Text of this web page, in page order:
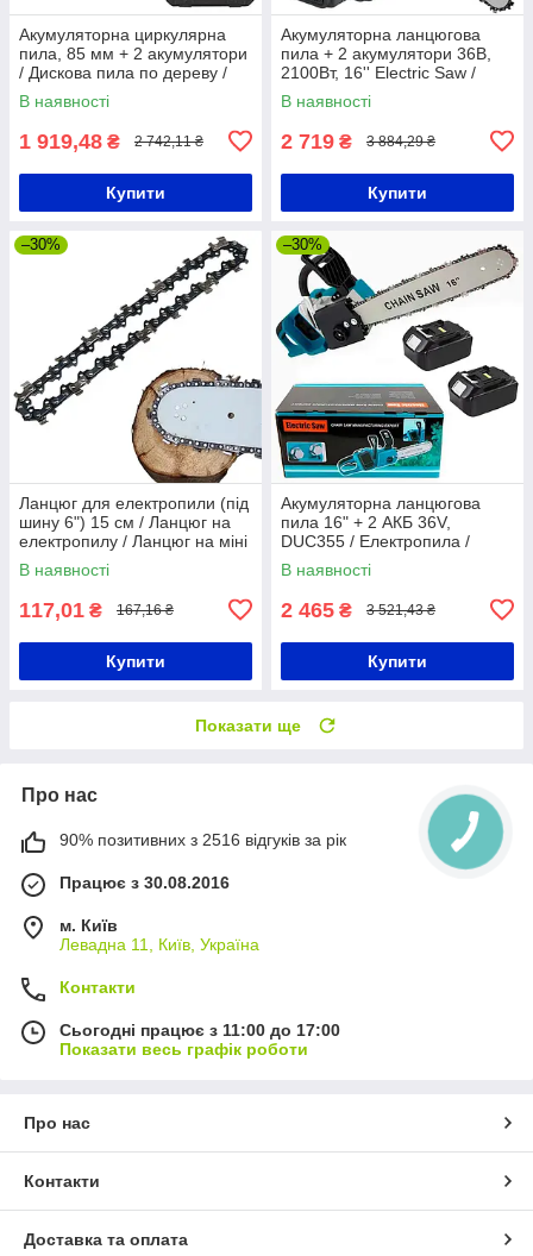
Акумуляторна циркулярна
пила, 85 мм + 2 акумулятори
/ Дискова пила по дереву /
Пила циркулярна ручна
В наявності
1 919,48 ₴ 2 742,11 ₴
Купити
Акумуляторна ланцюгова
пила + 2 акумулятори 36В,
2100Вт, 16'' Electric Saw /
Електропила / Пила на
акумуляторі
В наявності
2 719 ₴ 3 884,29 ₴
Купити
–30%
Ланцюг для електропили (під
шину 6") 15 см / Ланцюг на
електропилу / Ланцюг на міні
пилу / Ланцюг для пили
В наявності
117,01 ₴ 167,16 ₴
Купити
–30%
Акумуляторна ланцюгова
пила 16" + 2 АКБ 36V,
DUC355 / Електропила /
Акумуляторна пилка
ланцюгова
В наявності
2 465 ₴ 3 521,43 ₴
Купити
Показати ще
Про нас
90% позитивних з 2516 відгуків за рік
Працює з 30.08.2016
м. Київ
Левадна 11, Київ, Україна
Контакти
Сьогодні працює з 11:00 до 17:00
Показати весь графік роботи
Про нас
Контакти
Доставка та оплата